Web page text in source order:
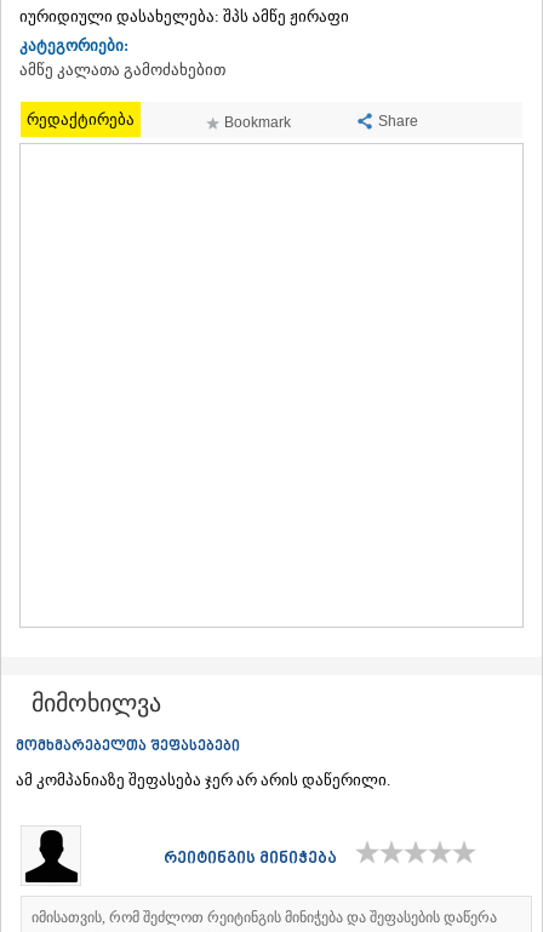
ᲭᲘᲐᲗᲣᲠᲐ
ᲮᲐᲠᲐᲒᲐᲣᲚᲘ
ᲮᲝᲜᲘ
ᲙᲐᲮᲔᲗᲘ
ᲐᲮᲛᲔᲢᲐ
ᲒᲣᲠᲯᲐᲐᲜᲘ
ᲡᲐᲛᲔᲒᲠᲔᲚᲝ/ᲖᲔᲛᲝ ᲡᲕᲐᲜᲔᲗᲘ
ᲛᲐᲠᲢᲕᲘᲚᲘ
ᲡᲔᲜᲐᲙᲘ
ᲤᲝᲗᲘ
ᲬᲐᲚᲔᲜᲯᲘᲮᲐ
ᲮᲝᲑᲘ
ᲐᲜᲐᲙᲚᲘᲐ
ᲯᲕᲐᲠᲘ
ᲡᲐᲛᲪᲮᲔ–ᲯᲐᲕᲐᲮᲔᲗᲘ
იურიდიული დასახელება: შპს ამწე ჟირაფი
კატეგორიები:
ამწე კალათა გამოძახებით
რედაქტირება Bookmark Share
მიმოხილვა
მომხმარებელთა შეფასებები
ამ კომპანიაზე შეფასება ჯერ არ არის დაწერილი.
რეიტინგის მინიჭება
იმისათვის, რომ შეძლოთ რეიტინგის მინიჭება და შეფასების დაწერა